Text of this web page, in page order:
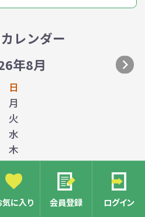
気に入り 会員登録 ログイン
レンダー
年8月
日
月
火
水
木
金
土